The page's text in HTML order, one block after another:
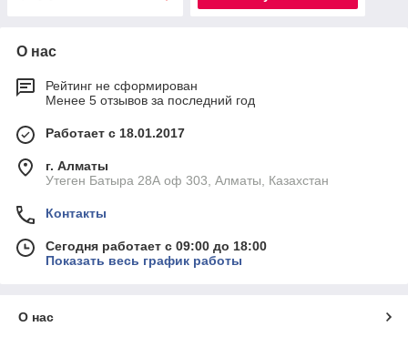
О нас
Рейтинг не сформирован
Менее 5 отзывов за последний год
Работает с 18.01.2017
г. Алматы
Утеген Батыра 28А оф 303, Алматы, Казахстан
Контакты
Сегодня работает с 09:00 до 18:00
Показать весь график работы
О нас